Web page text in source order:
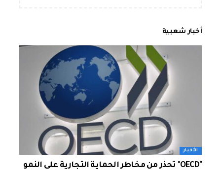
أخبار شعبية
الأخبار
"OECD" تحذر من مخاطر الحماية التجارية على النمو